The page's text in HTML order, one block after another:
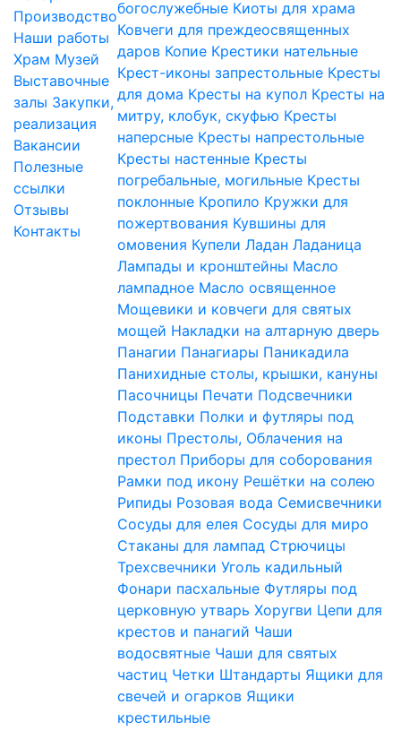
Производство
Наши работы
Храм Музей
Выставочные
залы Закупки,
реализация
Вакансии
Полезные
ссылки
Отзывы
Контакты
богослужебные Киоты для храма
Ковчеги для преждеосвященных
даров Копие Крестики нательные
Крест-иконы запрестольные Кресты
для дома Кресты на купол Кресты на
митру, клобук, скуфью Кресты
наперсные Кресты напрестольные
Кресты настенные Кресты
погребальные, могильные Кресты
поклонные Кропило Кружки для
пожертвования Кувшины для
омовения Купели Ладан Ладаница
Лампады и кронштейны Масло
лампадное Масло освященное
Мощевики и ковчеги для святых
мощей Накладки на алтарную дверь
Панагии Панагиары Паникадила
Панихидные столы, крышки, кануны
Пасочницы Печати Подсвечники
Подставки Полки и футляры под
иконы Престолы, Облачения на
престол Приборы для соборования
Рамки под икону Решётки на солею
Рипиды Розовая вода Семисвечники
Сосуды для елея Сосуды для миро
Стаканы для лампад Стрючицы
Трехсвечники Уголь кадильный
Фонари пасхальные Футляры под
церковную утварь Хоругви Цепи для
крестов и панагий Чаши
водосвятные Чаши для святых
частиц Четки Штандарты Ящики для
свечей и огарков Ящики
крестильные